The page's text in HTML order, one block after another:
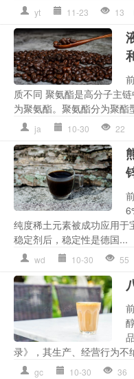
yt 11-23 13
质不同 聚氨酯是高分子主
为聚氨酯。聚氨酯分为聚
ja 10-30 22
纯度稀土元素被成功应用于
稳定剂后，稳定性是德国...
wd 10-30 55
录》，其生产、经营行为不
gc 10-30 36